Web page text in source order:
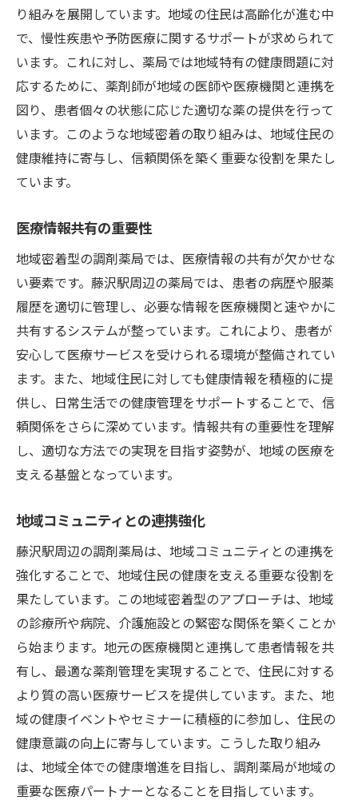
り組みを展開しています。地域の住民は高齢化が進む中
で、慢性疾患や予防医療に関するサポートが求められて
います。これに対し、薬局では地域特有の健康問題に対
応するために、薬剤師が地域の医師や医療機関と連携を
図り、患者個々の状態に応じた適切な薬の提供を行って
います。このような地域密着の取り組みは、地域住民の
健康維持に寄与し、信頼関係を築く重要な役割を果たし
ています。
医療情報共有の重要性
地域密着型の調剤薬局では、医療情報の共有が欠かせな
い要素です。藤沢駅周辺の薬局では、患者の病歴や服薬
履歴を適切に管理し、必要な情報を医療機関と速やかに
共有するシステムが整っています。これにより、患者が
安心して医療サービスを受けられる環境が整備されてい
ます。また、地域住民に対しても健康情報を積極的に提
供し、日常生活での健康管理をサポートすることで、信
頼関係をさらに深めています。情報共有の重要性を理解
し、適切な方法での実現を目指す姿勢が、地域の医療を
支える基盤となっています。
地域コミュニティとの連携強化
藤沢駅周辺の調剤薬局は、地域コミュニティとの連携を
強化することで、地域住民の健康を支える重要な役割を
果たしています。この地域密着型のアプローチは、地域
の診療所や病院、介護施設との緊密な関係を築くことか
ら始まります。地元の医療機関と連携して患者情報を共
有し、最適な薬剤管理を実現することで、住民に対する
より質の高い医療サービスを提供しています。また、地
域の健康イベントやセミナーに積極的に参加し、住民の
健康意識の向上に寄与しています。こうした取り組み
は、地域全体での健康増進を目指し、調剤薬局が地域の
重要な医療パートナーとなることを目指しています。